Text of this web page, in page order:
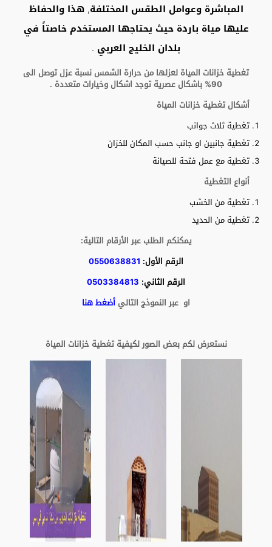
المباشرة وعوامل الطقس المختلفة, هذا والحفاظ
عليها مياة باردة حيث يحتاجها المستخدم خاصتاً في
بلدان الخليج العربي .
تغطية خزانات المياة لعزلها من حرارة الشمس نسبة عزل توصل الى
90% باشكال عصرية
توجد اشكال وخيارات متعددة .
أشكال تغطية خزانات المياة
تغطية ثلاث جوانب
تغطية جانبين او جانب حسب المكان للخزان
تغطية مع عمل فتحة للصيانة
أنواع التغطية
تغطية من الخشب
تغطية من الحديد
يمكنكم الطلب عبر الأرقام التالية:
الرقم الأول: 0550638831
الرقم الثاني: 0503384813
او عبر النموذج التالي أضغط هنا
نستعرض لكم بعض الصور لكيفية تغطية خزانات المياة